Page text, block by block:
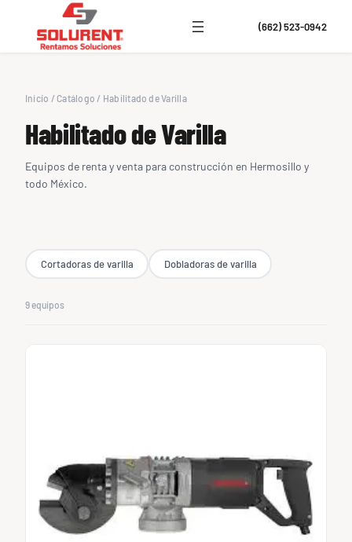
(662) 523-0942
Inicio / Catálogo / Habilitado de Varilla
Habilitado de Varilla
Equipos de renta y venta para construcción en Hermosillo y
todo México.
Cortadoras de varilla Dobladoras de varilla
9 equipos